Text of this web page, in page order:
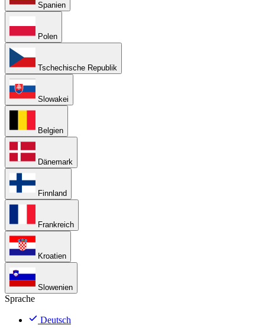
Spanien
Polen
Tschechische Republik
Slowakei
Belgien
Dänemark
Finnland
Frankreich
Kroatien
Slowenien
Sprache
Deutsch